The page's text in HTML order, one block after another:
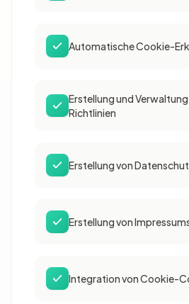
Automatische Cookie-
Erstellung und
Richtlinien
Erstellung von
Erstellung von
Integration von Cookie-